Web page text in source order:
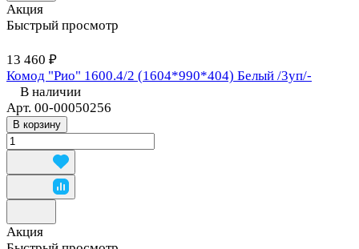
Акция
Быстрый просмотр
13 460 ₽
Комод "Рио" 1600.4/2 (1604*990*404) Белый /3уп/-
В наличии
Арт. 00-00050256
В корзину
Акция